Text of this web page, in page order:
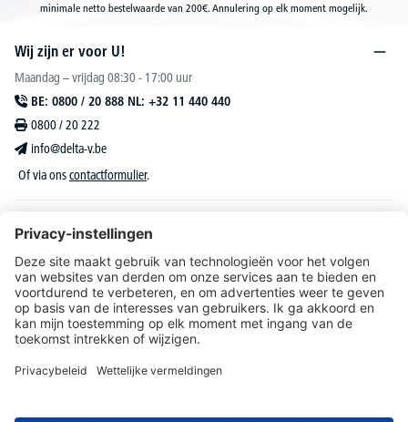
minimale netto bestelwaarde van 200€. Annulering op elk moment mogelijk.
Wij zijn er voor U!
Maandag – vrijdag 08:30 - 17:00 uur
BE: 0800 / 20 888 NL: +32 11 440 440
0800 / 20 222
info@delta-v.be
Of via onscontactformulier.
DELTA-V Lucas
Klantenservice
Over DELTA-V